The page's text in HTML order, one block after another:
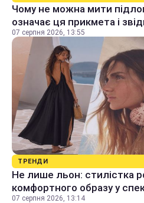
Чому не можна мити
означає ця прикмета і
07 серпня 2026, 13:55
ТРЕНДИ
Не лише льон: стилістка
комфортного образу у
07 серпня 2026, 13:14